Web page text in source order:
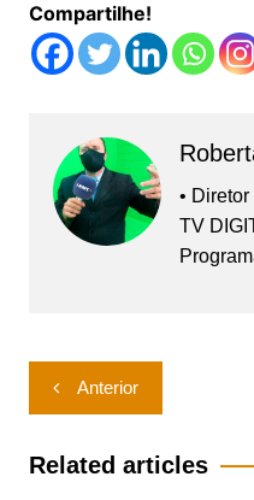
Compartilhe!
•
TV
Navegação
de
Post
Anterior
Related articles